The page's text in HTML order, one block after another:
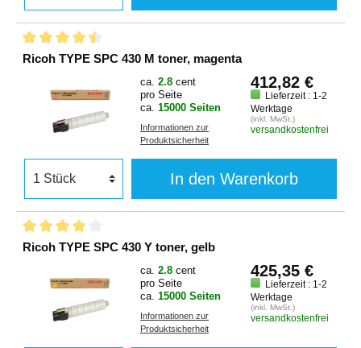
Ricoh TYPE SPC 430 M toner, magenta
ca. 2.8 cent
pro Seite
ca. 15000 Seiten
Informationen zur
Produktsicherheit
412,82 €
Lieferzeit : 1-2
Werktage
(inkl. MwSt.)
versandkostenfrei
In den Warenkorb
Ricoh TYPE SPC 430 Y toner, gelb
ca. 2.8 cent
pro Seite
ca. 15000 Seiten
Informationen zur
Produktsicherheit
425,35 €
Lieferzeit : 1-2
Werktage
(inkl. MwSt.)
versandkostenfrei